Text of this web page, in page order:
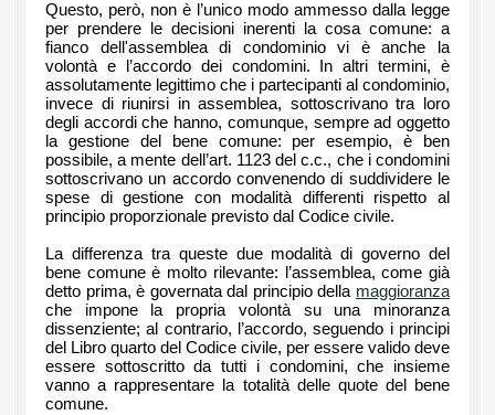
Questo, però, non è l’unico modo ammesso dalla legge
per prendere le decisioni inerenti la cosa comune: a
fianco dell'assemblea di condominio vi è anche la
volontà e l’accordo dei condomini. In altri termini, è
assolutamente legittimo che i partecipanti al condominio,
invece di riunirsi in assemblea, sottoscrivano tra loro
degli accordi che hanno, comunque, sempre ad oggetto
la gestione del bene comune: per esempio, è ben
possibile, a mente dell’art. 1123 del c.c., che i condomini
sottoscrivano un accordo convenendo di suddividere le
spese di gestione con modalità differenti rispetto al
principio proporzionale previsto dal Codice civile.
La differenza tra queste due modalità di governo del
bene comune è molto rilevante: l’assemblea, come già
detto prima, è governata dal principio della maggioranza
che impone la propria volontà su una minoranza
dissenziente; al contrario, l’accordo, seguendo i principi
del Libro quarto del Codice civile, per essere valido deve
essere sottoscritto da tutti i condomini, che insieme
vanno a rappresentare la totalità delle quote del bene
comune.